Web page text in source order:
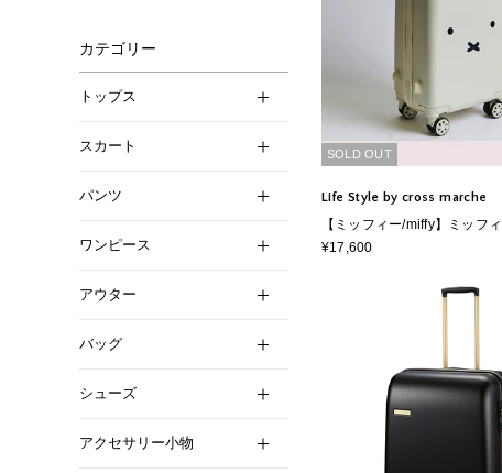
カテゴリー
トップス
スカート
パンツ
ワンピース
アウター
バッグ
シューズ
アクセサリー小物
SOLD OUT
Life Style by cross marche
【ミッフィー/miffy】ミッフ
ース 30L
¥17,600